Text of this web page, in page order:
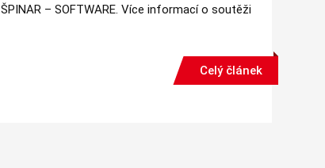
– SOFTWARE. Více informací o soutěži
Celý článek